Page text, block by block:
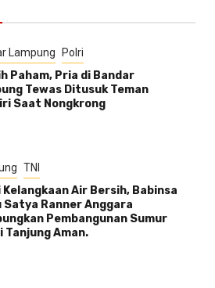
Lampung Polri
Paham, Pria di Bandar
Tewas Ditusuk Teman
Saat Nongkrong
TNI
Air Bersih, Babinsa
Satya Ranner Anggara
Pembangunan Sumur
Tanjung Aman.